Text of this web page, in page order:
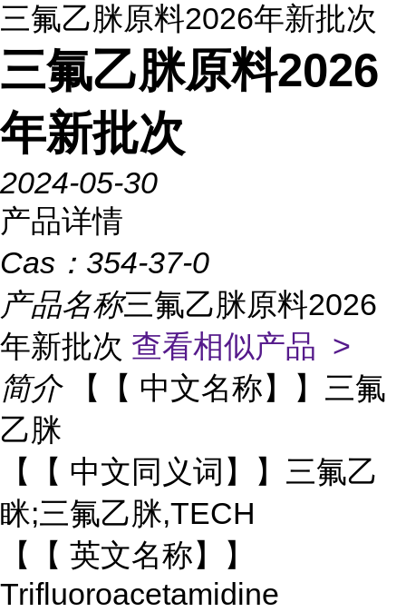
三氟乙脒原料2026年新批次
三氟乙脒原料2026
年新批次
2024-05-30
产品详情
Cas： 354-37-0
产品名称三氟乙脒原料2026
年新批次 查看相似产品 >
简介
【【 中文名称】】三氟
乙脒
【【 中文同义词】】三氟乙
眯;三氟乙脒,TECH
【【 英文名称】】
Trifluoroacetamidine